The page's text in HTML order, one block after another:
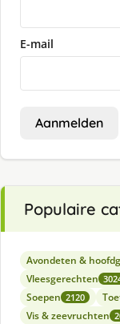
E-mail
Aanmelden
Populaire
Avondeten &
Vleesgerechten
Soepen 2120
Vis & zeevruchten